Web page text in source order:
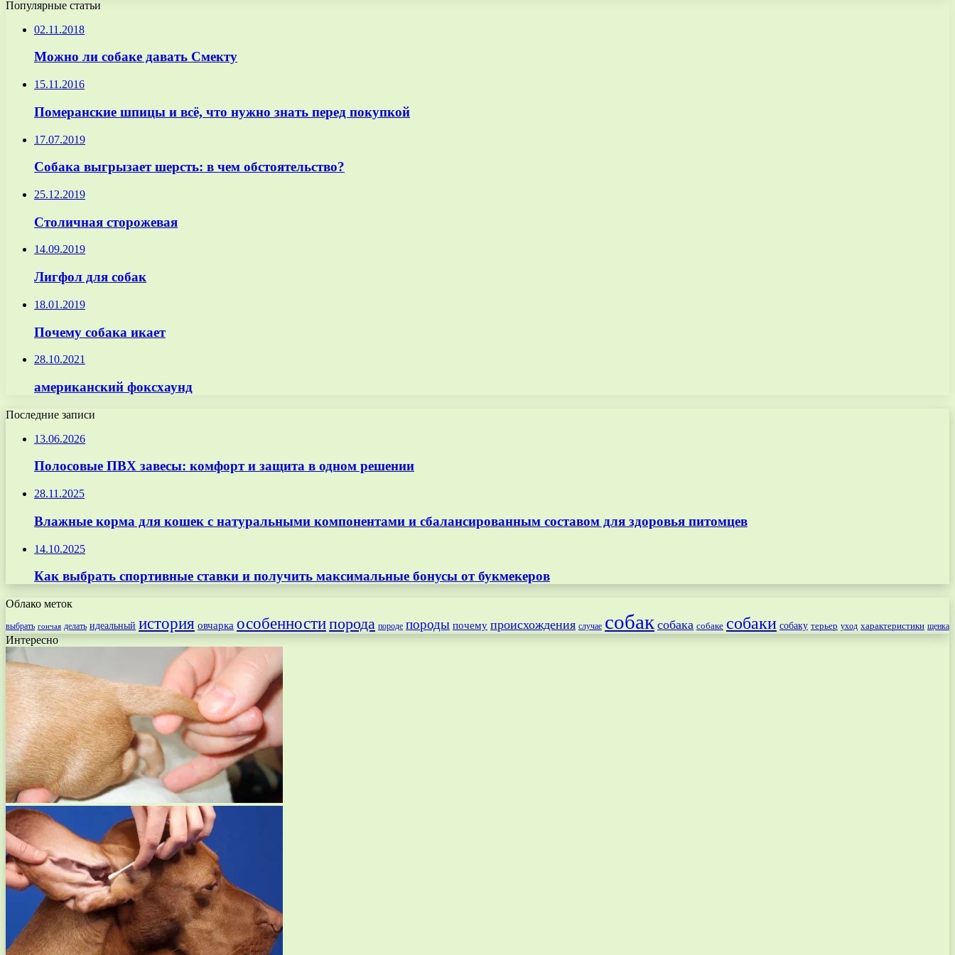
Популярные статьи
02.11.2018
Можно ли собаке давать Смекту
15.11.2016
Померанские шпицы и всё, что нужно знать перед покупкой
17.07.2019
Собака выгрызает шерсть: в чем обстоятельство?
25.12.2019
Столичная сторожевая
14.09.2019
Лигфол для собак
18.01.2019
Почему собака икает
28.10.2021
американский фоксхаунд
Последние записи
13.06.2026
Полосовые ПВХ завесы: комфорт и защита в одном решении
28.11.2025
Влажные корма для кошек с натуральными компонентами и сбалансированным составом для здоровья питомцев
14.10.2025
Как выбрать спортивные ставки и получить максимальные бонусы от букмекеров
Облако меток
выбрать гончая делать идеальный история овчарка особенностипорода породе породы почему происхождения случае собак собака собаке собаки собаку терьер уход характеристики щенка
Интересно